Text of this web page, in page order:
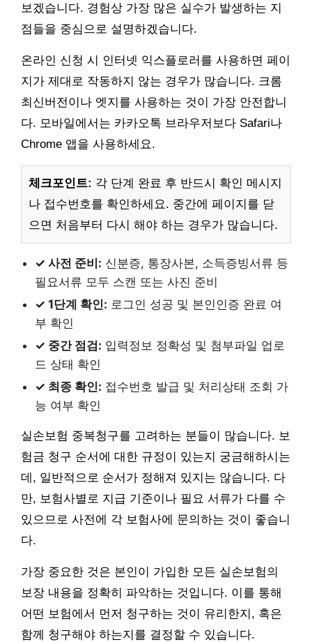
보겠습니다. 경험상 가장 많은 실수가 발생하는 지
점들을 중심으로 설명하겠습니다.
온라인 신청 시 인터넷 익스플로러를 사용하면 페이
지가 제대로 작동하지 않는 경우가 많습니다. 크롬
최신버전이나 엣지를 사용하는 것이 가장 안전합니
다. 모바일에서는 카카오톡 브라우저보다 Safari나
Chrome 앱을 사용하세요.
체크포인트: 각 단계 완료 후 반드시 확인 메시지
나 접수번호를 확인하세요. 중간에 페이지를 닫
으면 처음부터 다시 해야 하는 경우가 많습니다.
✓ 사전 준비: 신분증, 통장사본, 소득증빙서류 등
필요서류 모두 스캔 또는 사진 준비
✓ 1단계 확인: 로그인 성공 및 본인인증 완료 여
부 확인
✓ 중간 점검: 입력정보 정확성 및 첨부파일 업로
드 상태 확인
✓ 최종 확인: 접수번호 발급 및 처리상태 조회 가
능 여부 확인
실손보험 중복청구를 고려하는 분들이 많습니다. 보
험금 청구 순서에 대한 규정이 있는지 궁금해하시는
데, 일반적으로 순서가 정해져 있지는 않습니다. 다
만, 보험사별로 지급 기준이나 필요 서류가 다를 수
있으므로 사전에 각 보험사에 문의하는 것이 좋습니
다.
가장 중요한 것은 본인이 가입한 모든 실손보험의
보장 내용을 정확히 파악하는 것입니다. 이를 통해
어떤 보험에서 먼저 청구하는 것이 유리한지, 혹은
함께 청구해야 하는지를 결정할 수 있습니다.